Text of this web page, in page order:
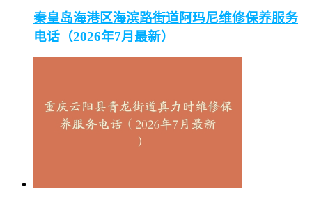
秦皇岛海港区海滨路街道阿玛尼维修保养服务
电话（2026年7月最新）